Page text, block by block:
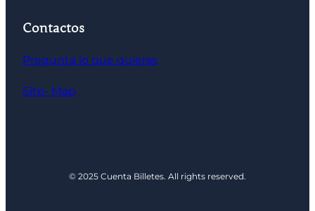
Contactos
Pregunta lo que quieras
Site- Map
© 2025 Cuenta Billetes. All rights reserved.